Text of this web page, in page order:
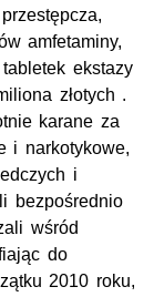
amfetaminy,
ekstazy
złotych .
karane za
i narkotykowe,
i
bezpośrednio
wśród
do
2010 roku,